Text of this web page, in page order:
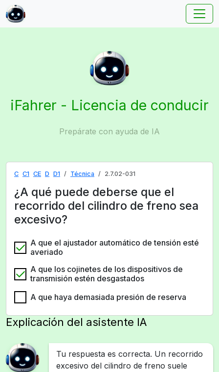
iFahrer - Licencia de conducir
Prepárate con ayuda de IA
C C1 CE D D1 Técnica 2.7.02-031
¿A qué puede deberse que el
recorrido del cilindro de freno sea
excesivo?
A que el ajustador automático de tensión esté
averiado
A que los cojinetes de los dispositivos de
transmisión estén desgastados
A que haya demasiada presión de reserva
Explicación del asistente IA
Tu respuesta es correcta. Un recorrido
excesivo del cilindro de freno suele